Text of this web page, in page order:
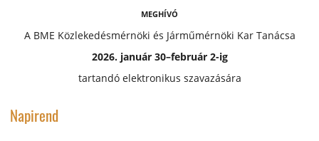
MEGHÍVÓ
A BME Közlekedésmérnöki és Járműmérnöki Kar Tanácsa
2026. január 30–február 2-ig
tartandó elektronikus szavazására
Napirend